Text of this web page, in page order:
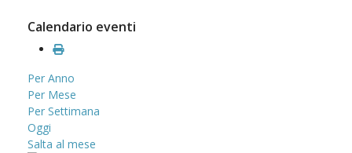
Calendario eventi
Per Anno
Per Mese
Per Settimana
Oggi
Salta al mese